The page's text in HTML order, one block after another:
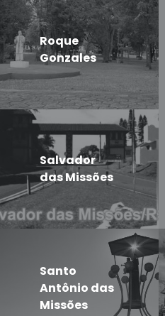
Roque
Gonzales
Salvador
das Missões
Santo
Antônio das
Missões